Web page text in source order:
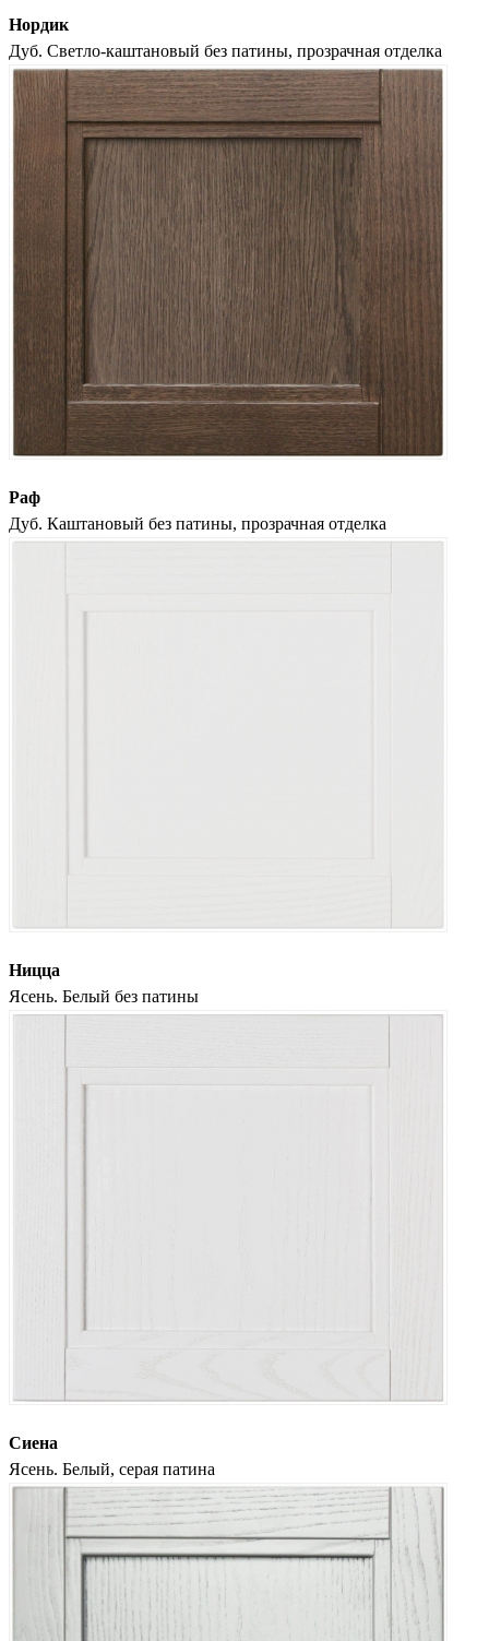
Нордик
Дуб. Светло-каштановый без патины, прозрачная отделка
Раф
Дуб. Каштановый без патины, прозрачная отделка
Ницца
Ясень. Белый без патины
Сиена
Ясень. Белый, серая патина